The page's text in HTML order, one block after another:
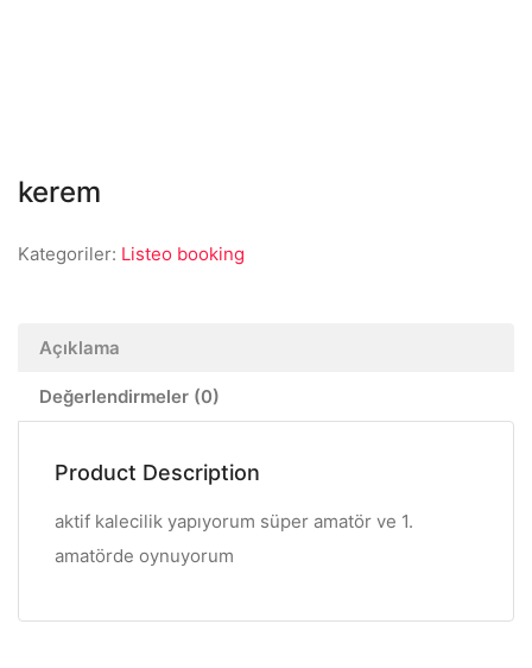
kerem
Kategoriler: Listeo booking
Açıklama
Değerlendirmeler (0)
Product Description
aktif kalecilik yapıyorum süper amatör ve 1.
amatörde oynuyorum